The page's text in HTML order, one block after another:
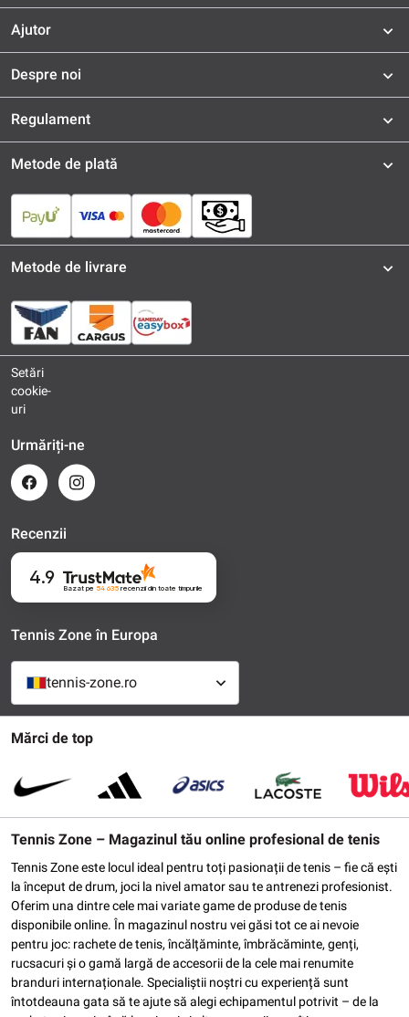
Ajutor
Despre noi
Regulament
Mărci de top
Tennis Zone – Magazinul tău online profesional de tenis
Tennis Zone este locul ideal pentru toți pasionații de tenis – fie că ești
la început de drum, joci la nivel amator sau te antrenezi profesionist.
Oferim una dintre cele mai variate game de produse de tenis
disponibile online. În magazinul nostru vei găsi tot ce ai nevoie
pentru joc: rachete de tenis, încălțăminte, îmbrăcăminte, genți,
rucsacuri și o gamă largă de accesorii de la cele mai renumite
branduri internaționale. Specialiștii noștri cu experiență sunt
întotdeauna gata să te ajute să alegi echipamentul potrivit – de la
Metode de plată
Metode de livrare
Setări
cookie-
uri
Urmăriți-ne
Recenzii
4.9
Bazat pe 54 635recenziidin toate timpurile
Tennis Zone în Europa
tennis-zone.ro